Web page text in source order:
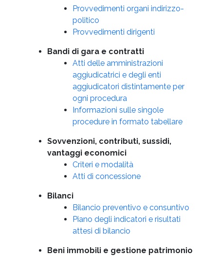
Provvedimenti organi indirizzo-
politico
Provvedimenti dirigenti
Bandi di gara e contratti
Atti delle amministrazioni
aggiudicatrici e degli enti
aggiudicatori distintamente per
ogni procedura
Informazioni sulle singole
procedure in formato tabellare
Sovvenzioni, contributi, sussidi,
vantaggi economici
Criteri e modalità
Atti di concessione
Bilanci
Bilancio preventivo e consuntivo
Piano degli indicatori e risultati
attesi di bilancio
Beni immobili e gestione patrimonio